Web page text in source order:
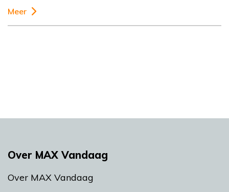
Meer
Over MAX Vandaag
Over MAX Vandaag